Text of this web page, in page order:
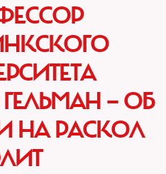
— ОБ
НА РАСКОЛ